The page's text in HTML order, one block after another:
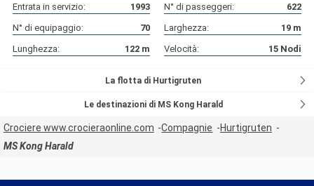
Entrata in servizio: 1993 N° di passeggeri:
622
N° di equipaggio:
70 Larghezza: 19 m
Lunghezza:
122 m Velocità: 15 Nodi
La flotta di Hurtigruten
Le destinazioni di MS Kong Harald
Crociere www.crocieraonline.com Compagnie
Hurtigruten
MS Kong Harald